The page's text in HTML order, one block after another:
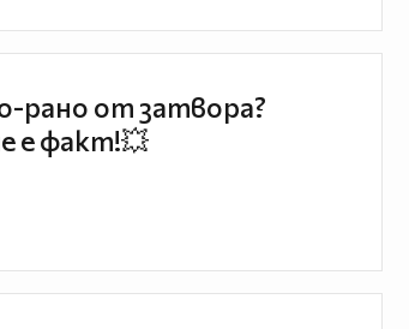
рано от затвора?
е факт!💥